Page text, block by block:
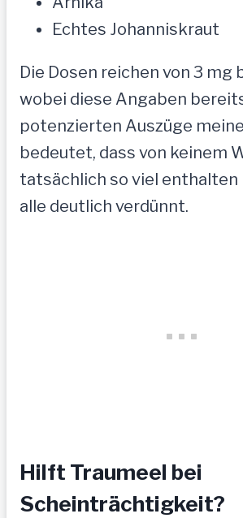
Echtes Johanniskraut
Die Dosen reichen von 3 mg
wobei diese Angaben
potenzierten Auszüge
bedeutet, dass von keinem
tatsächlich so viel enthalten
alle deutlich verdünnt.
Hilft Traumeel bei
Scheinträchtigkeit?